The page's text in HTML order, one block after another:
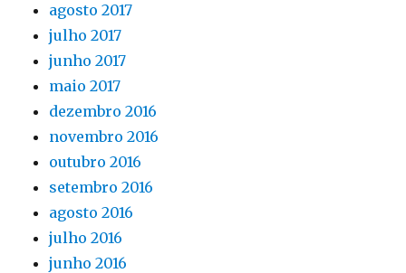
agosto 2017
julho 2017
junho 2017
maio 2017
dezembro 2016
novembro 2016
outubro 2016
setembro 2016
agosto 2016
julho 2016
junho 2016